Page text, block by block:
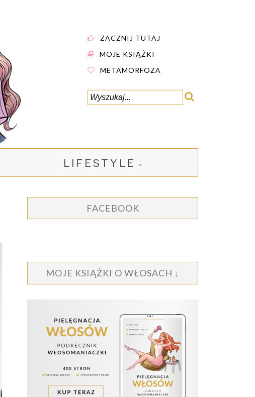
ZACZNIJ TUTAJ
MOJE KSIĄŻKI
METAMORFOZA
LIFESTYLE
FACEBOOK
MOJE KSIĄŻKI O WŁOSACH ↓